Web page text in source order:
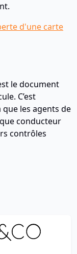
d'une carte
le document
C’est
les agents de
conducteur
contrôles